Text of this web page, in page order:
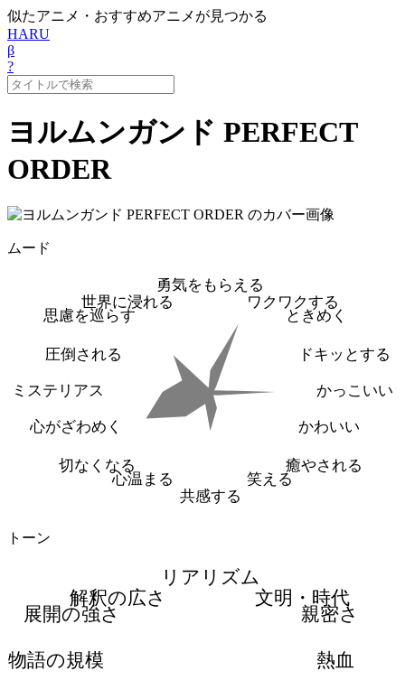
似たアニメ・おすすめアニメが見つかる
HARU
β
?
ヨルムンガンド PERFECT
ORDER
ムード
勇気をもらえる
ワクワクする
ときめく
ドキッとする
かっこいい
かわいい
癒やされる
笑える
共感する
心温まる
切なくなる
心がざわめく
ミステリアス
圧倒される
思慮を巡らす
世界に浸れる
トーン
リアリズム
文明・時代
親密さ
熱血
物語の規模
展開の強さ
解釈の広さ